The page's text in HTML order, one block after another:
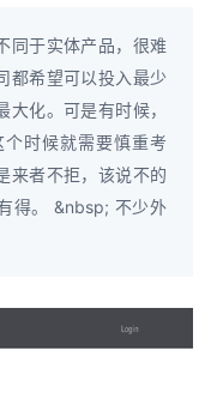
同于实体产品，很难
都希望可以投入最少
化。可是有时候，
时候就需要慎重考
来者不拒，该说不的
得。 &nbsp; 不少外